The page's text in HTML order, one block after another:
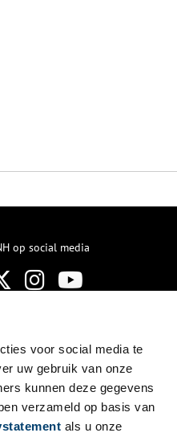
voor social media te
uw gebruik van onze
kunnen deze gegevens
verzameld op basis van
als u onze
op social media